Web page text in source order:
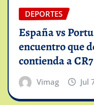
DEPORTES
España vs
encuentro que
contienda a CR7
Vimag Jul